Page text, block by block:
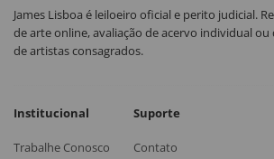
James Lisboa é leiloeiro oficial e perito judicial.
de arte online, avaliação de acervo individual
de artistas consagrados.
Institucional
Trabalhe Conosco
Suporte
Contato